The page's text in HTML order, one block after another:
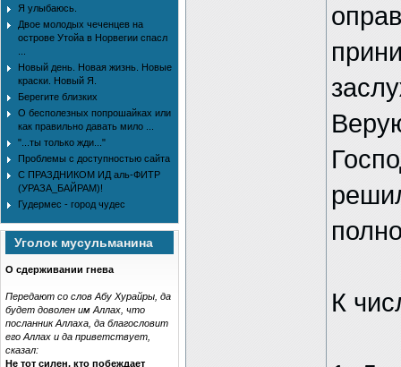
Я улыбаюсь.
Двое молодых чеченцев на
острове Утойа в Норвегии спасл
Новый день. Новая жизнь. Новые
краски. Новый Я.
Берегите близких
О бесполезных попрошайках или
как правильно давать мило ...
"...ты только жди..."
Проблемы с доступностью сайта
С ПРАЗДНИКОМ ИД аль-ФИТР
(УРАЗА_БАЙРАМ)!
Гудермес - город чудес
Уголок мусульманина
О сдерживании гнева
Передают со слов Абу Хурайры, да
будет доволен им Аллах, что
посланник Аллаха, да благословит
его Аллах и да приветствует,
сказал:
Не тот силен, кто побеждает
К